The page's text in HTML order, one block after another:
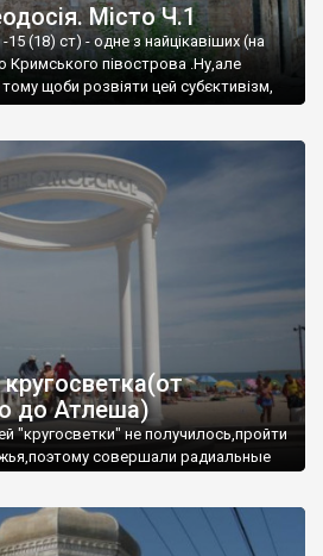
Місто Ч.1
(18) ст) - одне з найцікавіших (на
Кримського півострова .Ну,але
щоби розвіяти цей субєктивізм,
до Атлеша)
"кругосветки" не получилось,пройти
совершали радиальные